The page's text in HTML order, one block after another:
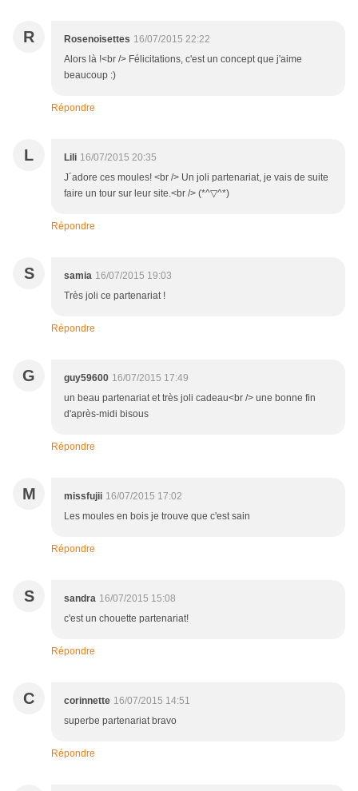
R Rosenoisettes 16/07/2015 22:22
Alors là !<br /> Félicitations, c'est un concept que j'aime
beaucoup :)
Répondre
L Lili 16/07/2015 20:35
J´adore ces moules! <br /> Un joli partenariat, je vais de suite
faire un tour sur leur site.<br /> (*^▽^*)
Répondre
S samia 16/07/2015 19:03
Très joli ce partenariat !
Répondre
G guy59600 16/07/2015 17:49
un beau partenariat et très joli cadeau<br /> une bonne fin
d'après-midi bisous
Répondre
M missfujii 16/07/2015 17:02
Les moules en bois je trouve que c'est sain
Répondre
S sandra 16/07/2015 15:08
c'est un chouette partenariat!
Répondre
C corinnette 16/07/2015 14:51
superbe partenariat bravo
Répondre